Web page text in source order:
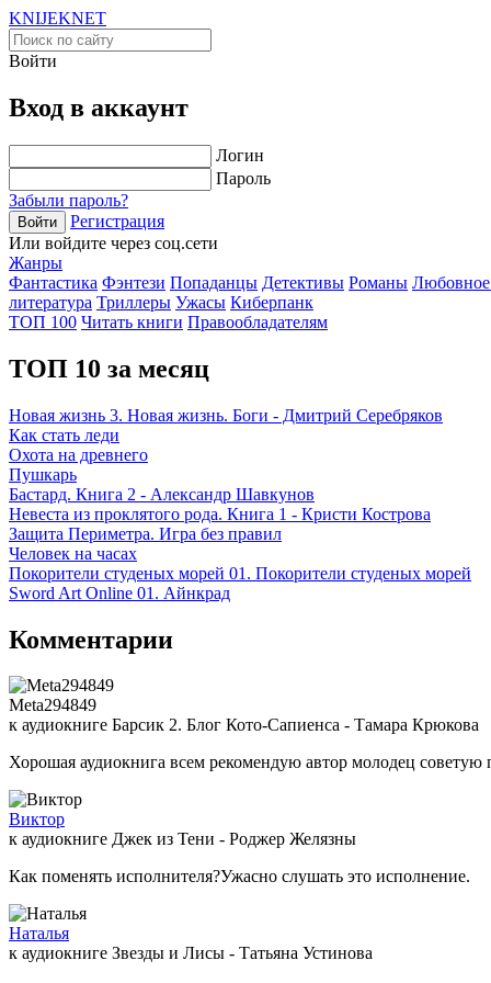
KNIJEKNET
Войти
Вход в аккаунт
Логин
Пароль
Забыли пароль?
Войти
Регистрация
Или войдите через соц.сети
Жанры
Фантастика Фэнтези Попаданцы Детективы Романы Любовное
литература Триллеры Ужасы Киберпанк
ТОП 100 Читать книги Правообладателям
ТОП 10 за месяц
Новая жизнь 3. Новая жизнь. Боги - Дмитрий Серебряков
Как стать леди
Охота на древнего
Пушкарь
Бастард. Книга 2 - Александр Шавкунов
Невеста из проклятого рода. Книга 1 - Кристи Кострова
Защита Периметра. Игра без правил
Человек на часах
Покорители студеных морей 01. Покорители студеных морей
Sword Art Online 01. Айнкрад
Комментарии
Meta294849
к аудиокниге Барсик 2. Блог Кото-Сапиенса - Тамара Крюкова
Хорошая аудиокнига всем рекомендую автор молодец советую
Виктор
к аудиокниге Джек из Тени - Роджер Желязны
Как поменять исполнителя?Ужасно слушать это исполнение.
Наталья
к аудиокниге Звезды и Лисы - Татьяна Устинова